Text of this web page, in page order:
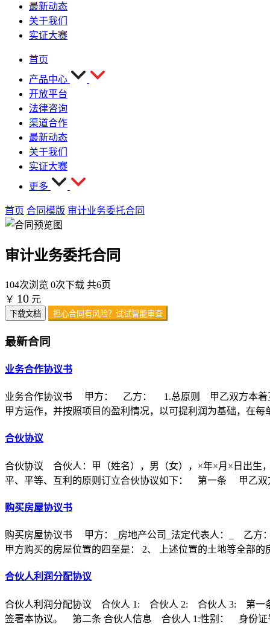
最新动态
关于我们
实证大赛
首页
产品中心
开放平台
法律咨询
渠道合作
最新动态
关于我们
实证大赛
更多
首页 合同模版 审计业务委托合同
审计业务委托合同
104次浏览 0次下载 共6页
￥ 10 元
下载文档 担心合同有风险？试试智能审查
最新合同
业务合作协议书
业务合作协议书 甲方： 乙方： 1.总原则 甲乙双方本着互
甲方运作，并按照项目的盈利情况，以可提利润为基础，在每
合伙协议
合伙协议 合伙人：甲（姓名），男（女），×年×月×日出
平、平等、互利的原则订立合伙协议如下： 第一条 甲乙双
购买房屋协议书
购买房屋协议书 甲方：_房地产公司_法定代表人：_ 乙方
甲方购买的房屋位置的四至是： 2、 上述位置的土地等全部的
合伙人利润分配协议
合伙人利润分配协议 合伙人 1: 合伙人 2: 合伙人 3: 第一条
签署本协议。 第二条 合伙人信息 合伙人 1:性别： 身份